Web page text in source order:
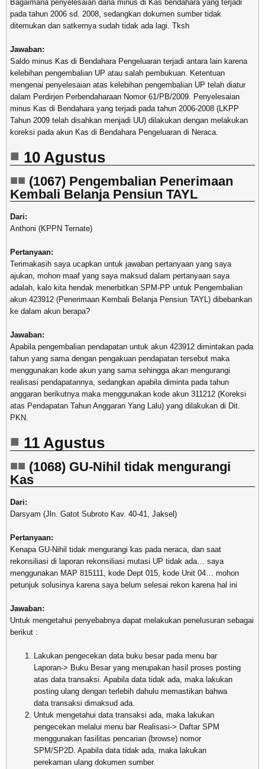
Bagaimana penyelesaian dana minus di Kas bendahara yang terjadi
pada tahun 2006 sd. 2008, sedangkan dokumen sumber tidak
ditemukan dan satkernya sudah tidak ada lagi. Tksh
Jawaban:
Saldo minus Kas di Bendahara Pengeluaran terjadi antara lain karena
kelebihan pengembalian UP atau salah pembukuan. Ketentuan
mengenai penyelesaian atas kelebihan pengembalian UP telah diatur
dalam Perdirjen Perbendaharaan Nomor 61/PB/2009. Penyelesaian
minus Kas di Bendahara yang terjadi pada tahun 2006-2008 (LKPP
Tahun 2009 telah disahkan menjadi UU) dilakukan dengan melakukan
koreksi pada akun Kas di Bendahara Pengeluaran di Neraca.
10 Agustus
(1067) Pengembalian Penerimaan
Kembali Belanja Pensiun TAYL
Dari:
Anthoni (KPPN Ternate)
Pertanyaan:
Terimakasih saya ucapkan untuk jawaban pertanyaan yang saya
ajukan, mohon maaf yang saya maksud dalam pertanyaan saya
adalah, kalo kita hendak menerbitkan SPM-PP untuk Pengembalian
akun 423912 (Penerimaan Kembali Belanja Pensiun TAYL) dibebankan
ke dalam akun berapa?
Jawaban:
Apabila pengembalian pendapatan untuk akun 423912 dimintakan pada
tahun yang sama dengan pengakuan pendapatan tersebut maka
menggunakan kode akun yang sama sehingga akan mengurangi
realisasi pendapatannya, sedangkan apabila diminta pada tahun
anggaran berikutnya maka menggunakan kode akun 311212 (Koreksi
atas Pendapatan Tahun Anggaran Yang Lalu) yang dilakukan di Dit.
PKN.
11 Agustus
(1068) GU-Nihil tidak mengurangi
Kas
Dari:
Darsyam (Jln. Gatot Subroto Kav. 40-41, Jaksel)
Pertanyaan:
Kenapa GU-Nihil tidak mengurangi kas pada neraca, dan saat
rekonsiliasi di laporan rekonsiliasi mutasi UP tidak ada… saya
menggunakan MAP 815111, kode Dept 015, kode Unit 04… mohon
petunjuk solusinya karena saya belum selesai rekon karena hal ini
Jawaban:
Untuk mengetahui penyebabnya dapat melakukan penelusuran sebagai
berikut :
Lakukan pengecekan data buku besar pada menu bar
Laporan-> Buku Besar yang merupakan hasil proses posting
atas data transaksi. Apabila data tidak ada, maka lakukan
posting ulang dengan terlebih dahulu memastikan bahwa
data transaksi dimaksud ada.
Untuk mengetahui data transaksi ada, maka lakukan
pengecekan melalui menu bar Realisasi-> Daftar SPM
menggunakan fasilitas pencarian (browse) nomor
SPM/SP2D. Apabila data tidak ada, maka lakukan
perekaman ulang dokumen sumber.